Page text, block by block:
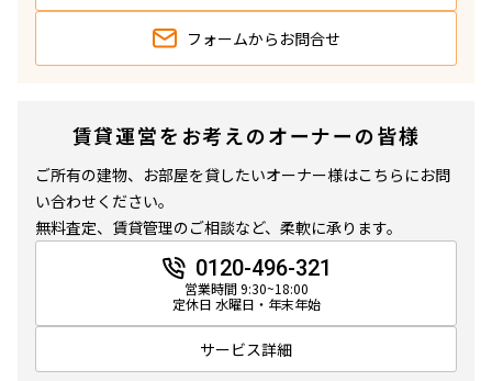
フォームから お問合せ
賃貸運営をお考えのオーナーの皆様
ご所有の建物、お部屋を貸したいオーナー様はこちらにお問
い合わせください。
無料査定、賃貸管理のご相談など、柔軟に承ります。
0120-496-321
営業時間 9:30~18:00
定休日 水曜日・年末年始
サービス詳細